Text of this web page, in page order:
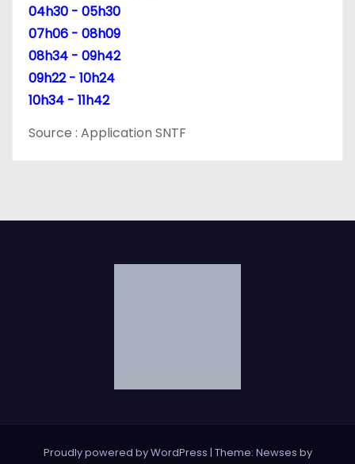
c
e
04h30 - 05h30
07h06 - 08h09
08h34 - 09h42
09h22 - 10h24
10h34 - 11h42
Source : Application SNTF
Proudly powered by WordPress | Theme: Newses by